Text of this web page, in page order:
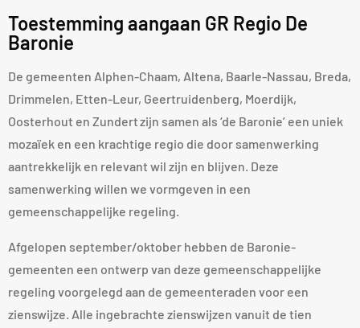
Toestemming aangaan GR Regio De
Baronie
De gemeenten Alphen-Chaam, Altena, Baarle-Nassau, Breda,
Drimmelen, Etten-Leur, Geertruidenberg, Moerdijk,
Oosterhout en Zundert zijn samen als ‘de Baronie’ een uniek
mozaïek en een krachtige regio die door samenwerking
aantrekkelijk en relevant wil zijn en blijven. Deze
samenwerking willen we vormgeven in een
gemeenschappelijke regeling.
Afgelopen september/oktober hebben de Baronie-
gemeenten een ontwerp van deze gemeenschappelijke
regeling voorgelegd aan de gemeenteraden voor een
zienswijze. Alle ingebrachte zienswijzen vanuit de tien